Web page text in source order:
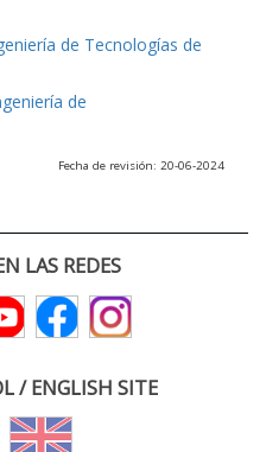
de Tecnologías de
de
Fecha de revisión: 20-06-2024
LAS REDES
/ ENGLISH SITE